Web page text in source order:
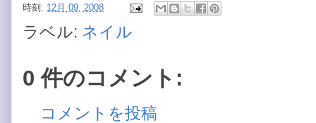
時刻: 12月 09, 2008
ラベル: ネイル
0 件のコメント:
コメントを投稿